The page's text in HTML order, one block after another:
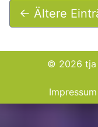
← Ältere
© 2026 tja
Impressum